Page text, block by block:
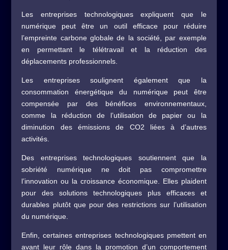
Les entreprises technologiques expliquent que le
numérique peut être un outil efficace pour réduire
l’empreinte carbone globale de la société, par exemple
en permettant le télétravail et la réduction des
déplacements professionnels.
Les entreprises soulignent également que la
consommation énergétique du numérique peut être
compensée par des bénéfices environnementaux,
comme la réduction de l’utilisation de papier ou la
diminution des émissions de CO2 liées à d’autres
activités.
Des entreprises technologiques soutiennent que la
sobriété numérique ne doit pas compromettre
l’innovation ou la croissance économique. Elles plaident
pour des solutions technologiques plus efficaces et
durables plutôt que pour des restrictions sur l’utilisation
du numérique.
Enfin, certaines entreprises technologiques pmettent en
avant leur rôle dans la promotion d’un comportement